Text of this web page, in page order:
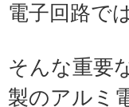
電子回路で
そんな重要
製のアルミ